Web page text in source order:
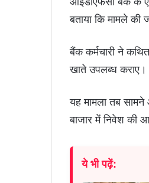
बताया कि मामले की
बैंक कर्मचारी ने
खाते उपलब्ध कराए।
यह मामला तब सामने
बाजार में निवेश की
ये भी पढ़ें: